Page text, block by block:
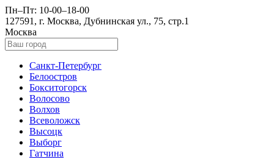
Пн–Пт: 10-00–18-00
127591, г. Москва, Дубнинская ул., 75, стр.1
Москва
Санкт-Петербург
Белоостров
Бокситогорск
Волосово
Волхов
Всеволожск
Высоцк
Выборг
Гатчина